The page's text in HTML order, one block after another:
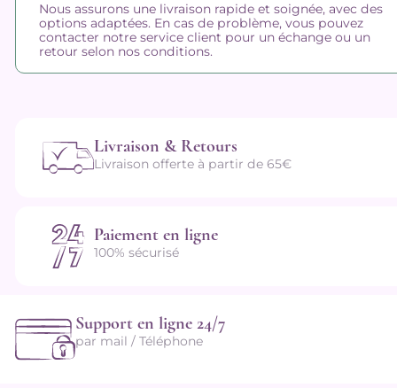
Nous assurons une livraison rapide et soignée, avec des
options adaptées. En cas de problème, vous pouvez
contacter notre service client pour un échange ou un
retour selon nos conditions.
Livraison & Retours
Livraison offerte à partir de 65€
Paiement en ligne
100% sécurisé
Support en ligne 24/7
par mail / Téléphone